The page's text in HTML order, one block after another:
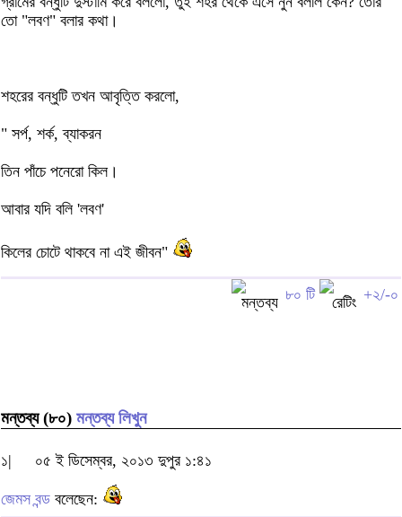
তো "লবণ" বলার কথা।
শহরের বন্ধুটি তখন আবৃত্তি করলো,
" সর্প, শর্ক, ব্যাকরন
তিন পাঁচে পনেরো কিল।
আবার যদি বলি 'লবণ'
কিলের চোটে থাকবে না এই জীবন"
৮০ টি +২/-০
মন্তব্য (৮০) মন্তব্য লিখুন
১| ০৫ ই ডিসেম্বর, ২০১৩ দুপুর ১:৪১
জেমস বন্ড বলেছেন: